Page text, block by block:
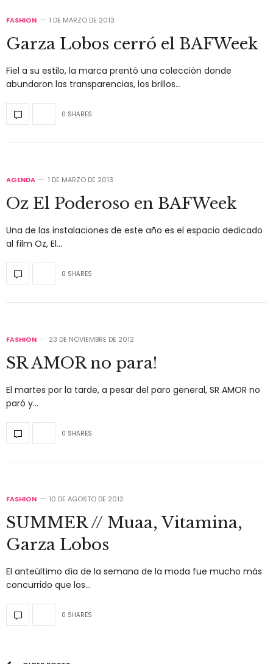
FASHION 1 DE MARZO DE 2013
Garza Lobos cerró el BAFWeek
Fiel a su estilo, la marca prentó una colección donde
abundaron las transparencias, los brillos…
0 SHARES
AGENDA 1 DE MARZO DE 2013
Oz El Poderoso en BAFWeek
Una de las instalaciones de este año es el espacio dedicado
al film Oz, El…
0 SHARES
FASHION 23 DE NOVIEMBRE DE 2012
SR AMOR no para!
El martes por la tarde, a pesar del paro general, SR AMOR no
paró y…
0 SHARES
FASHION 10 DE AGOSTO DE 2012
SUMMER // Muaa, Vitamina,
Garza Lobos
El anteúltimo día de la semana de la moda fue mucho más
concurrido que los…
0 SHARES